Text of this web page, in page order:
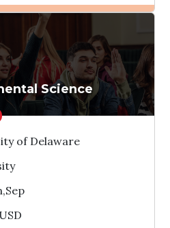
Ghi danh
Tham vấn Interlink
Science
of Delaware